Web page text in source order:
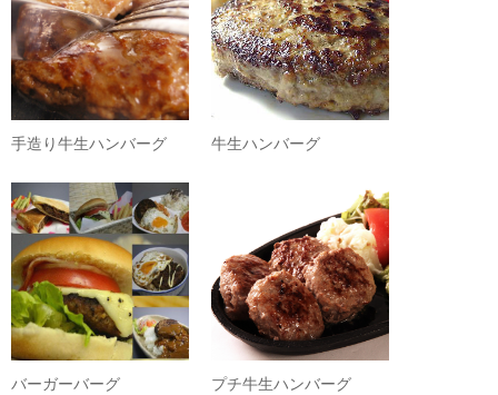
手造り牛生ハンバーグ 牛生ハンバーグ
バーガーバーグ プチ牛生ハンバーグ